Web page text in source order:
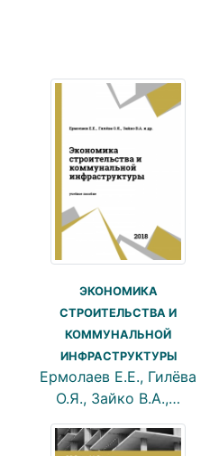
ЭКОНОМИКА
СТРОИТЕЛЬСТВА И
КОММУНАЛЬНОЙ
ИНФРАСТРУКТУРЫ
Ермолаев Е.Е., Гилёва
О.Я., Зайко В.А.,…